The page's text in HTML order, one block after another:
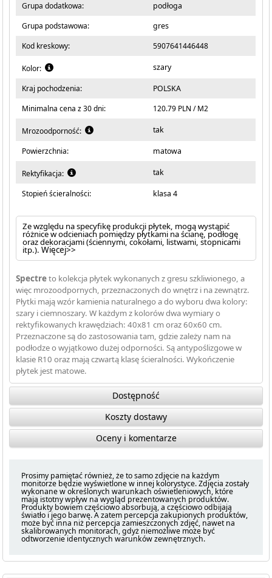
Grupa dodatkowa:
podłoga
Grupa podstawowa:
gres
Kod kreskowy:
5907641446448
Kolor: szary
Kraj pochodzenia:
POLSKA
Minimalna cena z 30 dni:
120.79 PLN / M2
Mrozoodporność: tak
Powierzchnia: matowa
Rektyfikacja: tak
Stopień ścieralności: klasa 4
Ze względu na specyfikę produkcji płytek, mogą wystąpić
różnice w odcieniach pomiędzy płytkami na ścianę, podłogę
oraz dekoracjami (ściennymi, cokołami, listwami, stopnicami
itp.).Więcej>>
Spectreto kolekcja płytek wykonanych z gresu szkliwionego, a
więc mrozoodpornych, przeznaczonych do wnętrz i na zewnątrz.
Płytki mają wzór kamienia naturalnego a do wyboru dwa kolory:
szary i ciemnoszary. W każdym z kolorów dwa wymiary o
rektyfikowanych krawędziach: 40x81 cm oraz 60x60 cm.
Przeznaczone są do zastosowania tam, gdzie zależy nam na
podłodze o wyjątkowo dużej odporności. Są antypoślizgowe w
klasie R10 oraz mają czwartą klasę ścieralności. Wykończenie
płytek jest matowe.
Dostępność
Koszty dostawy
Oceny i komentarze
Prosimy pamiętać również, że to samo zdjęcie na każdym
monitorze będzie wyświetlone w innej kolorystyce. Zdjęcia zostały
wykonane w określonych warunkach oświetleniowych, które
mają istotny wpływ na wygląd prezentowanych produktów.
Produkty bowiem częściowo absorbują, a częściowo odbijają
światło i jego barwę. A zatem percepcja zakupionych produktów,
może być inna niż percepcja zamieszczonych zdjęć, nawet na
skalibrowanych monitorach, gdyż niemożliwe może być
odtworzenie identycznych warunków zewnętrznych.